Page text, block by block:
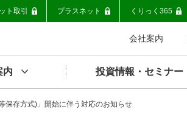
ト取引 プラスネット くりっく365
会社案内
内 投資情報・セミナー
保存方式)」開始に伴う対応のお知らせ